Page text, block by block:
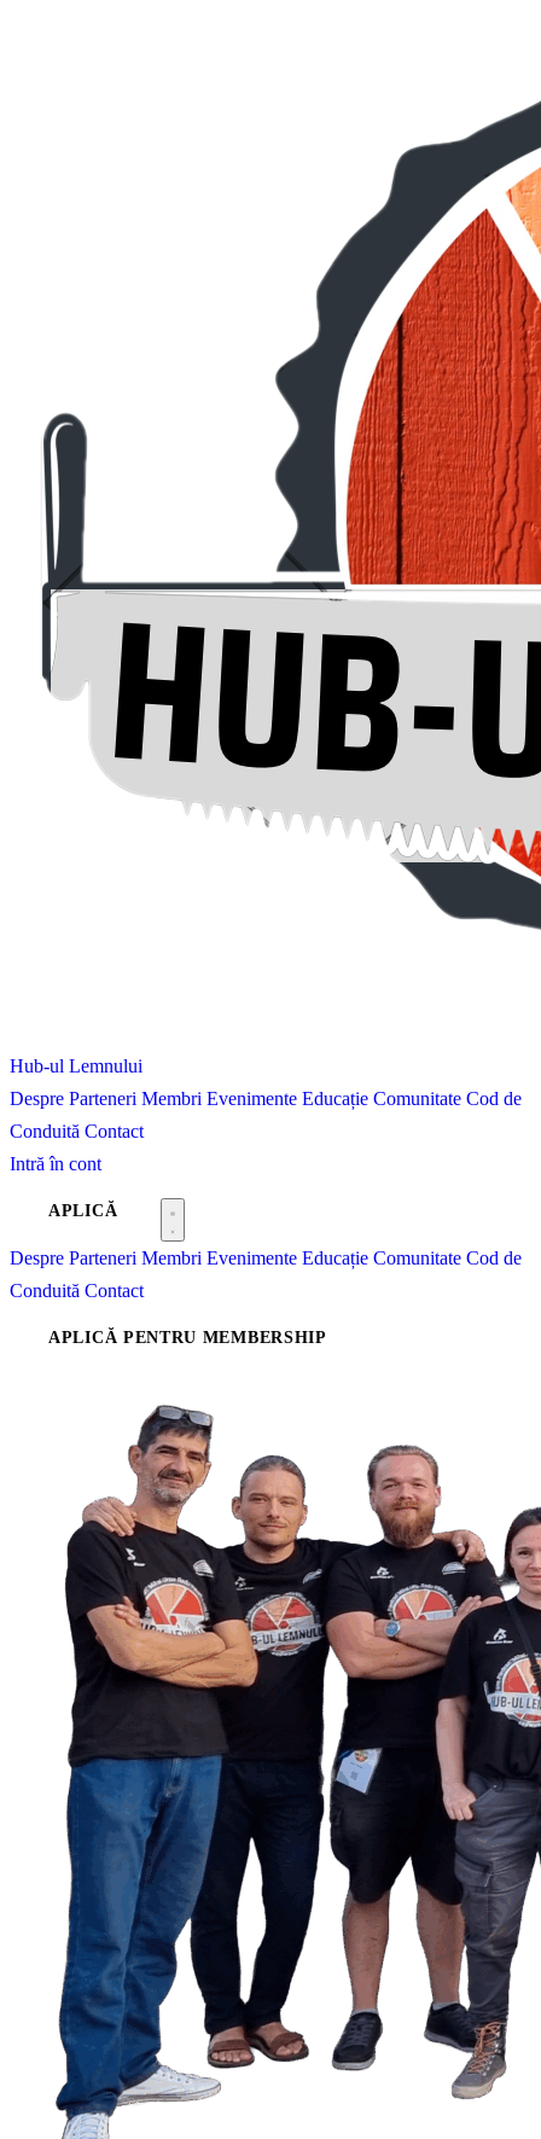
Hub-ul Lemnului
Despre Parteneri Membri Evenimente Educație Comunitate Cod de
Conduită Contact
Intră în cont
APLICĂ
Despre Parteneri Membri Evenimente Educație Comunitate Cod de
Conduită Contact
APLICĂ PENTRU MEMBERSHIP